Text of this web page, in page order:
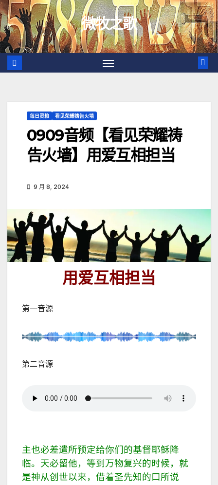
跳
至
内
容
微牧之歌
每日灵粮 看见荣耀祷告火墙
0909音频【看见荣耀祷
告火墙】用爱互相担当
9 月 8, 2024
用爱互相担当
第一音源
第二音源
主也必差遣所预定给你们的基督耶稣降
临。天必留他，等到万物复兴的时候，就
是神从创世以来，借着圣先知的口所说